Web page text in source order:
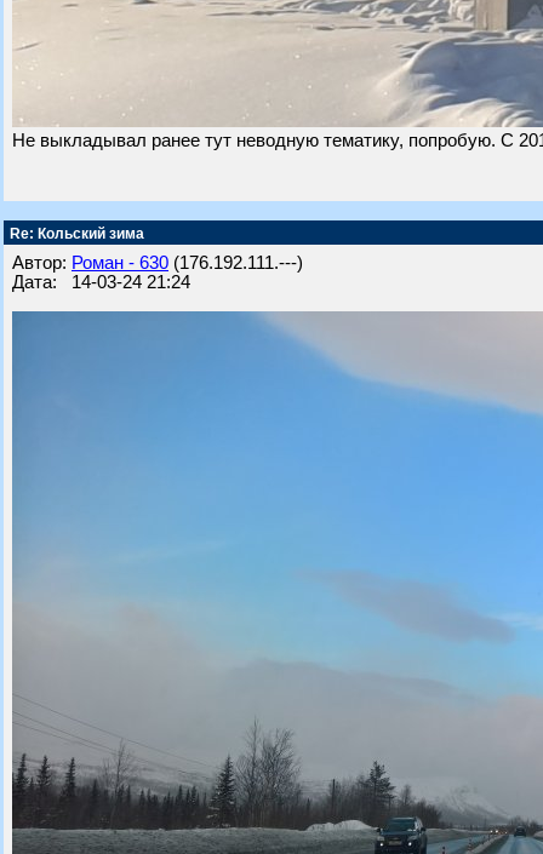
Не выкладывал ранее тут неводную тематику, попробую. С
Re: Кольский зима
Автор: Роман - 630 (176.192.111.---)
Дата: 14-03-24 21:24